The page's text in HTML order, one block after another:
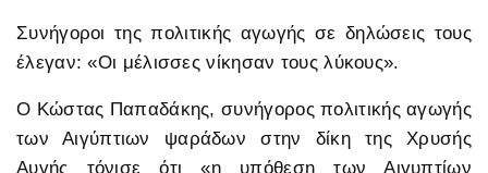
Συνήγοροι της πολιτικής αγωγής σε δηλώσεις τους
έλεγαν: «Οι μέλισσες νίκησαν τους λύκους».
Ο Κώστας Παπαδάκης, συνήγορος πολιτικής αγωγής
των Αιγύπτιων ψαράδων στην δίκη της Χρυσής
Αυγής τόνισε ότι «η υπόθεση των Αιγυπτίων